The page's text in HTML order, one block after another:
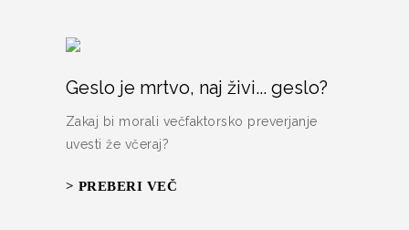
Geslo je mrtvo, naj živi... geslo?
Zakaj bi morali večfaktorsko preverjanje
uvesti že včeraj?
> PREBERI VEČ